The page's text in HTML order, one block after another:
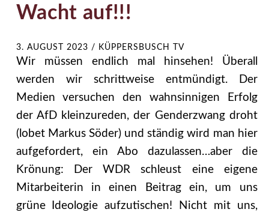
Wacht auf!!!
3. AUGUST 2023 / KÜPPERSBUSCH TV
Wir müssen endlich mal hinsehen! Überall
werden wir schrittweise entmündigt. Der
Medien versuchen den wahnsinnigen Erfolg
der AfD kleinzureden, der Genderzwang droht
(lobet Markus Söder) und ständig wird man hier
aufgefordert, ein Abo dazulassen…aber die
Krönung: Der WDR schleust eine eigene
Mitarbeiterin in einen Beitrag ein, um uns
grüne Ideologie aufzutischen! Nicht mit uns,